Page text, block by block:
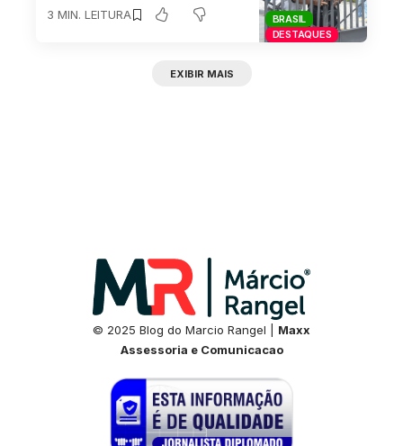
BRASIL
DESTAQUES
3 MIN. LEITURA
EXIBIR MAIS
© 2025 Blog do Marcio Rangel | Maxx
Assessoria e Comunicacao